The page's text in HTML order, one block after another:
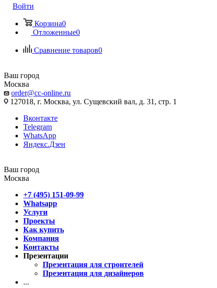
Войти
Корзина0
Отложенные0
Сравнение товаров0
Ваш город
Москва
order@cc-online.ru
127018, г. Москва, ул. Сущевский вал, д. 31, стр. 1
Вконтакте
Telegram
WhatsApp
Яндекс.Дзен
Ваш город
Москва
+7 (495) 151-09-99
Whatsapp
Услуги
Проекты
Как купить
Компания
Контакты
Презентации
Презентация для строителей
Презентация для дизайнеров
...